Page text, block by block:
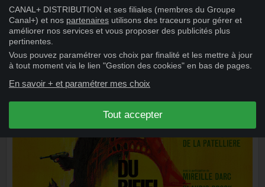
CANAL+ DISTRIBUTION et ses filiales (membres du Groupe
Canal+) et nos partenaires utilisons des traceurs pour gérer et
améliorer nos services et vous proposer des publicités plus
pertinentes.
Vous pouvez paramétrer vos choix par finalité et les mettre à jour
à tout moment via le lien "Gestion des cookies" en bas de pages.
En savoir + et paramétrer mes choix
Tout accepter